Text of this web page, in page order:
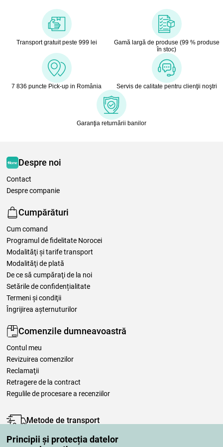
Principii și protecția datelor
Transport gratuit peste 999 lei
Gamă largă de produse (99 % produse
în stoc)
7 836 puncte Pick-up in România Servis de calitate pentru clienţii noştri
Garanţia returnării banilor
Despre noi
Contact
Despre companie
Cumpărături
Cum comand
Programul de fidelitate Norocei
Modalităţi şi tarife transport
Modalităţi de plată
De ce să cumpăraţi de la noi
Setările de confidențialitate
Termeni şi condiţii
Îngrijirea așternuturilor
Comenzile dumneavoastră
Contul meu
Revizuirea comenzilor
Reclamaţii
Retragere de la contract
Regulile de procesare a recenziilor
Metode de transport